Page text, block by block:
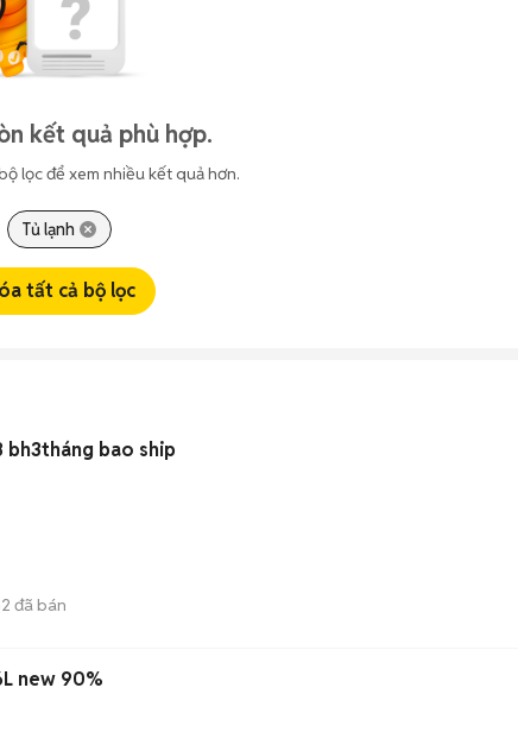
kết quả phù hợp.
lọc để xem nhiều kết quả hơn.
Tủ lạnh
tất cả bộ lọc
bh3tháng bao ship
đã bán
new 90%